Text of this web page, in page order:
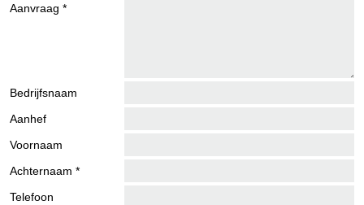
Aanvraag *
Bedrijfsnaam
Aanhef
Voornaam
Achternaam *
Telefoon